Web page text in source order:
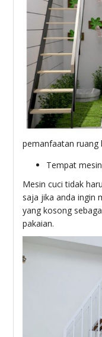
pemanfaatan ruang
Tempat
Mesin cuci tidak
saja jika anda ingin
yang kosong
pakaian.